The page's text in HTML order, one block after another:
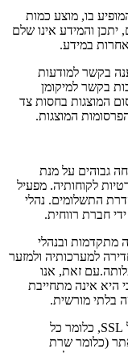
המופיע בו, מוצע כמות
יתכן והמידע אינו שלם
אחרות במידע.
בקשר למודעות
בקשר למיקומן
המוצגות בחסות צד
המוצגות.
גבוהים על מנת
לקוחותיה. מפעיל
התשלומים. נהלי
חברת רווחית.
מתקדמות ובנהלי
למערכותיה ולמזער
זאת, אנו
היא אינה מתחייבת
בלתי מורשית.
4.3. האתר מאובטח באמצעות פרוטוקול SSL, כלומר כל
(כלומר שרת